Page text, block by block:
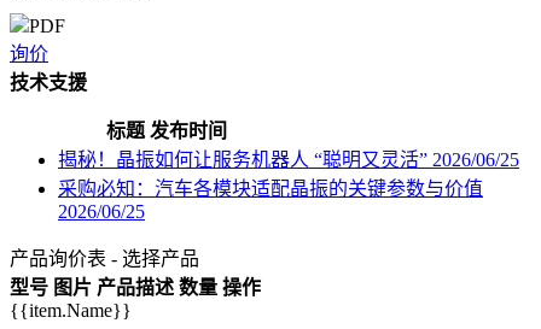
PDF
询价
技术支援
标题 发布时间
揭秘！晶振如何让服务机器人 “聪明又灵活” 2026/06/25
采购必知：汽车各模块适配晶振的关键参数与价值
2026/06/25
产品询价表 - 选择产品
型号 图片 产品描述 数量 操作
{{item.Name}}